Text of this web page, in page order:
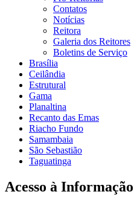
Contatos
Notícias
Reitora
Galeria dos Reitores
Boletins de Serviço
Brasília
Ceilândia
Estrutural
Gama
Planaltina
Recanto das Emas
Riacho Fundo
Samambaia
São Sebastião
Taguatinga
Acesso à Informação